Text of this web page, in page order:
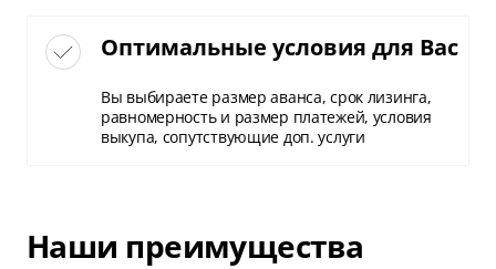
Оптимальные условия для Вас
Вы выбираете размер аванса, срок лизинга,
равномерность и размер платежей, условия
выкупа, сопутствующие доп. услуги
Наши преимущества